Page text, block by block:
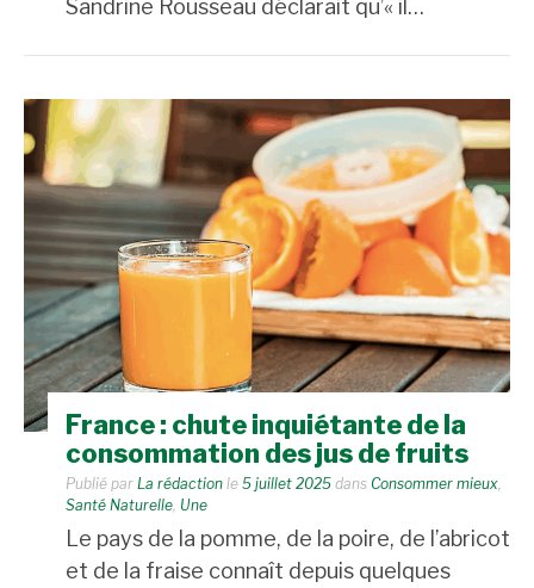
Sandrine Rousseau déclarait qu’« il…
France : chute inquiétante de la
consommation des jus de fruits
Publié par La rédaction le 5 juillet 2025 dans Consommer mieux,
Santé Naturelle, Une
Le pays de la pomme, de la poire, de l’abricot
et de la fraise connaît depuis quelques